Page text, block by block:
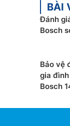
Giàn
gian
cốc
chỉnh
BÀI
Đánh
Bosch
Bảo vệ
gia
Bosch